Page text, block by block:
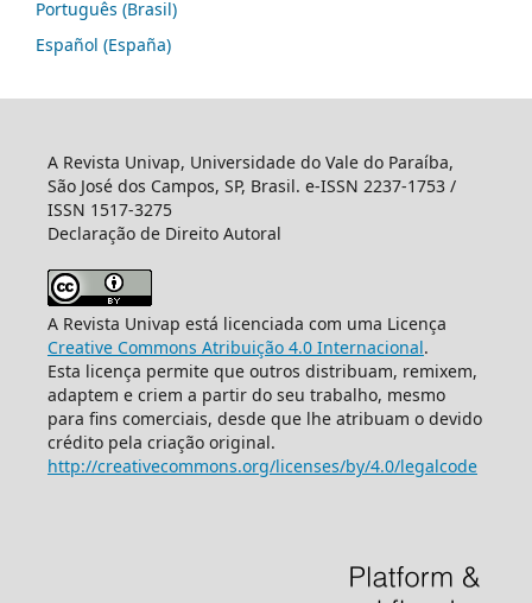
Português (Brasil)
Español (España)
A Revista Univap, Universidade do Vale do Paraíba,
São José dos Campos, SP, Brasil. e-ISSN 2237-1753 /
ISSN 1517-3275
Declaração de Direito Autoral
A Revista Univap está licenciada com uma Licença
Creative Commons Atribuição 4.0 Internacional.
Esta licença permite que outros distribuam, remixem,
adaptem e criem a partir do seu trabalho, mesmo
para fins comerciais, desde que lhe atribuam o devido
crédito pela criação original.
http://creativecommons.org/licenses/by/4.0/legalcode